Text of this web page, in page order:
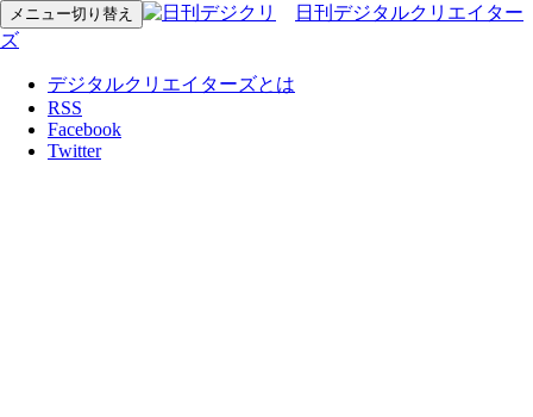
メニュー切り替え
日刊デジタルクリエイター
ズ
デジタルクリエイターズとは
RSS
Facebook
Twitter